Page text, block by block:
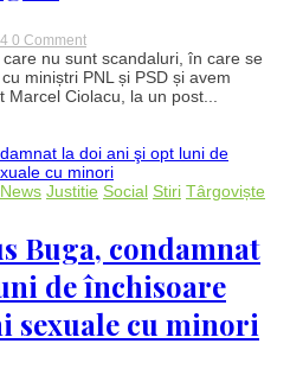
0 Commenton
Ciolacu:
Avem
un
guvern
dacă
mai
sunt
la
PNL
care
țipă
ei
ca
nu sunt scandaluri, în care se
miniștri PNL și PSD și avem
Marcel Ciolacu, la un post...
Justitie Social Stiri Târgoviște
Buga, condamnat
de închisoare
cu minori